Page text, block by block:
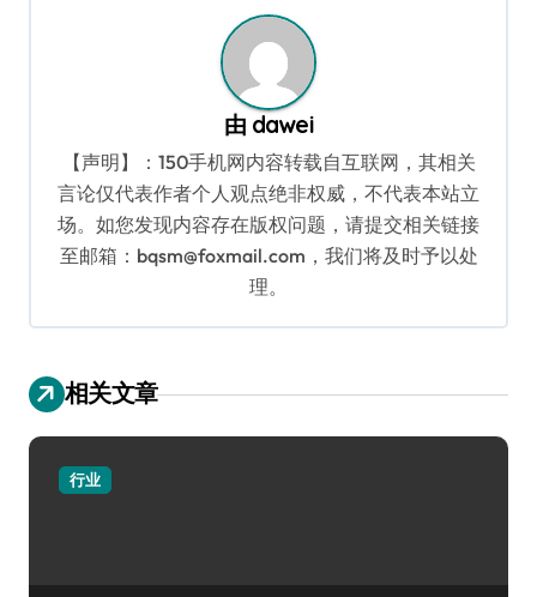
由 dawei
【声明】：150手机网内容转载自互联网，其相关
言论仅代表作者个人观点绝非权威，不代表本站立
场。如您发现内容存在版权问题，请提交相关链接
至邮箱：bqsm@foxmail.com，我们将及时予以处
理。
相关文章
行业